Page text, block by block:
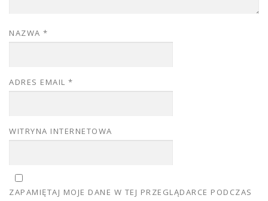
NAZWA *
ADRES EMAIL *
WITRYNA INTERNETOWA
ZAPAMIĘTAJ MOJE DANE W TEJ PRZEGLĄDARCE PODCZAS